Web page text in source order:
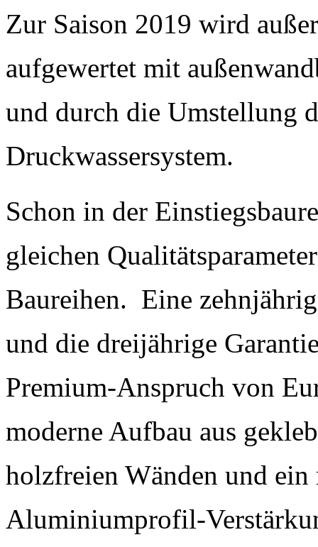
Zur Saison 2019 wird
aufgewertet mit
und durch die Umstellung
Druckwassersystem.
Schon in der
gleichen
Baureihen. Eine
und die dreijährige
Premium-Anspruch von
moderne Aufbau aus
holzfreien Wänden und
Aluminiumprofil-